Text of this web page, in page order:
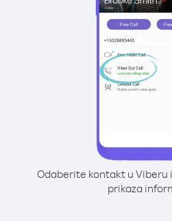
Odaberite kontakt u Viberu
prikaza